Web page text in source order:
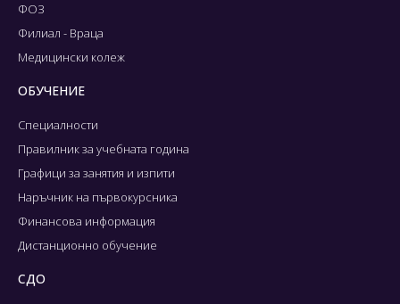
ФОЗ
Филиал - Враца
Медицински колеж
ОБУЧЕНИЕ
Специалности
Правилник за учебната година
Графици за занятия и изпити
Наръчник на първокурсника
Финансова информация
Дистанционно обучение
СДО